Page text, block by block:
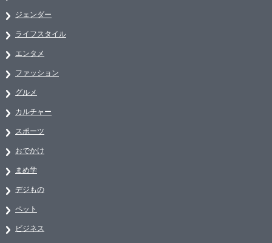
ジェンダー
ライフスタイル
エンタメ
ファッション
グルメ
カルチャー
スポーツ
おでかけ
まめ学
デジもの
ペット
ビジネス